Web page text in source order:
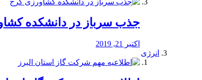
جذب سرباز در دانشکده
اکتبر 21, 2019
انرژی